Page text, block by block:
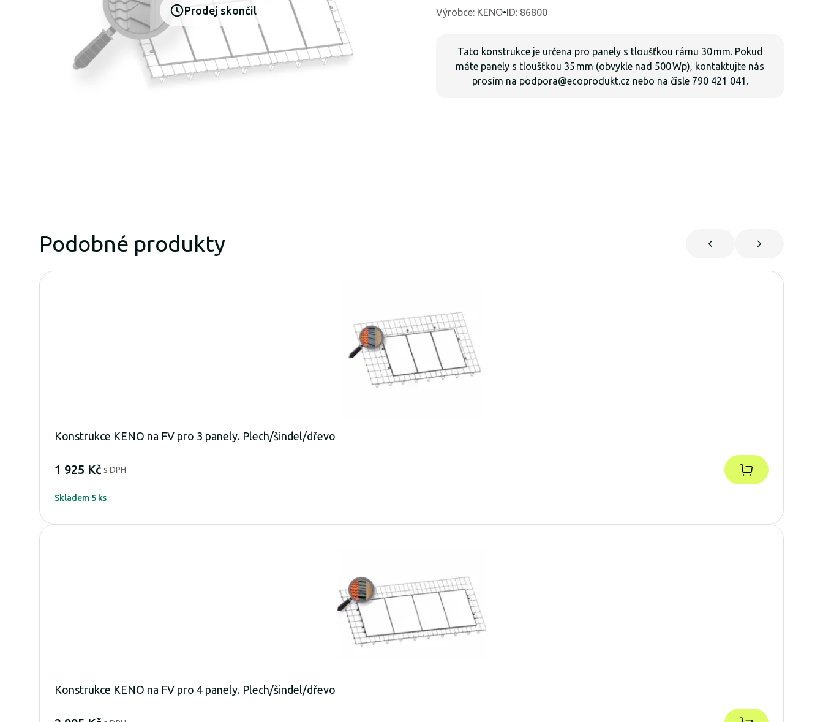
Prodej skončil Výrobce: KENO•ID: 86800
Tato konstrukce je určena pro panely s tloušťkou rámu 30 mm. Pokud
máte panely s tloušťkou 35 mm (obvykle nad 500 Wp), kontaktujte nás
prosím na podpora@ecoprodukt.cz nebo na čísle 790 421 041.
Podobné produkty
Konstrukce KENO na FV pro 3 panely. Plech/šindel/dřevo
1 925 Kč s DPH
Skladem 5 ks
Konstrukce KENO na FV pro 4 panely. Plech/šindel/dřevo